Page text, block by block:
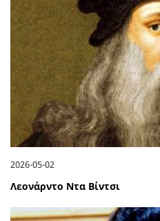
2026-05-02
Λεονάρντο Ντα Βίντσι